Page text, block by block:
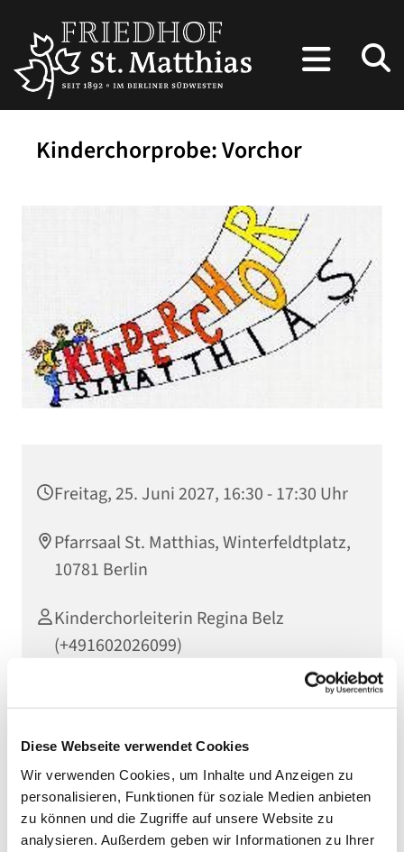
Diese Webseite verwendet Cookies
Wir verwenden Cookies, um Inhalte und Anzeigen zu
personalisieren, Funktionen für soziale Medien anbieten
zu können und die Zugriffe auf unsere Website zu
analysieren. Außerdem geben wir Informationen zu Ihrer
Kinderchorprobe: Vorchor
Freitag, 25. Juni 2027, 16:30 - 17:30 Uhr
Pfarrsaal St. Matthias, Winterfeldtplatz,
10781 Berlin
Kinderchorleiterin Regina Belz
(+491602026099)
Herzliche Einladung an alle Kinder ab 4 Jahren bis
dazukommen und das Singen im Chor ausprobieren!